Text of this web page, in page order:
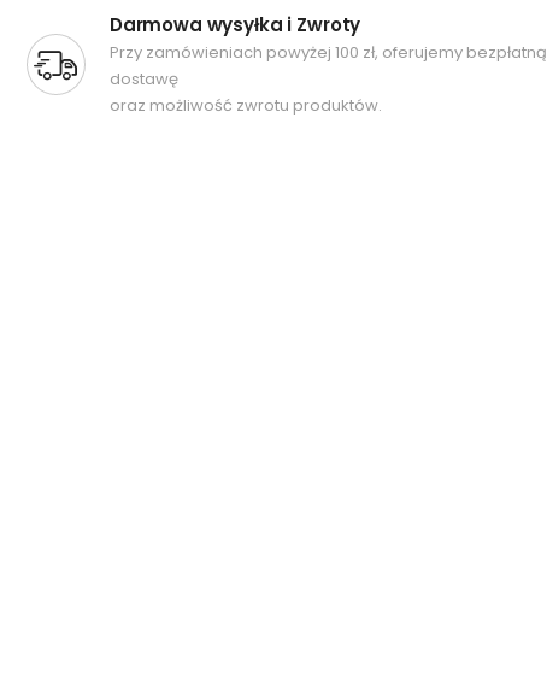
Darmowa wysyłka i Zwroty
Przy zamówieniach powyżej 100 zł, oferujemy bezpłatną
dostawę
oraz możliwość zwrotu produktów.